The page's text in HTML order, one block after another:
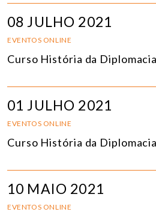
08 JULHO 2021
EVENTOS ONLINE
Curso História da
01 JULHO 2021
EVENTOS ONLINE
Curso História da
10 MAIO 2021
EVENTOS ONLINE